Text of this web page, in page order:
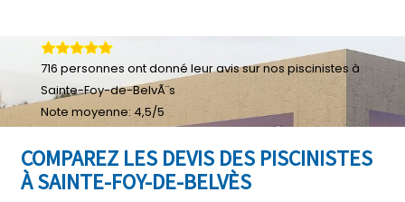
COMPAREZ LES DEVIS DES PISCINISTES
À SAINTE-FOY-DE-BELVÈS
716 personnes ont donné leuravis sur nos piscinistes à
Sainte-Foy-de-BelvÃ¨s
Note moyenne: 4,5/5